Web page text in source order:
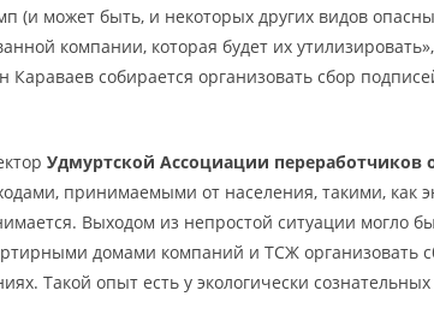
(и может быть, и некоторых других видов
компании, которая будет их
собирается организовать сбор
Удмуртской Ассоциации переработчиков
принимаемыми от населения, такими, как
Выходом из непростой ситуации могло
домами компаний и ТСЖ организовать
Такой опыт есть у экологически